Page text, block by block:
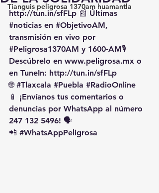
Tianguis peligrosa 1370am huamantla
http://tun.in/sfFLp 📰 Últimas
#noticias en #ObjetivoAM,
transmisión en vivo por
#Peligrosa1370AM y 1600-AM🎙️
Descúbrelo en www.peligrosa.mx o
en TuneIn: http://tun.in/sfFLp
🌐 #Tlaxcala #Puebla #RadioOnline
📱 ¡Envíanos tus comentarios o
denuncias por WhatsApp al número
247 132 5496! 🗣️
📲 #WhatsAppPeligrosa